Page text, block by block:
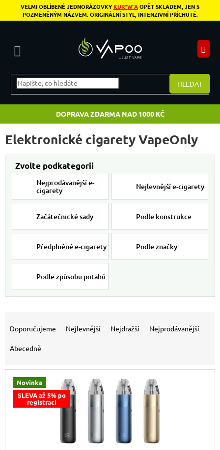
Přejít na obsah
VELMI OBLÍBENÉ JEDNORÁZOVKYKUR"W"AOPĚT SKLADEM, JEN S
POZMĚNĚNÝM NÁZVEM. ORIGINÁLNÍ STYL, INTENZIVNÍ PŘÍCHUTĚ.
HLEDAT
DOPRAVA ZDARMA NAD 1000 KČ
Elektronické cigarety VapeOnly
Nejprodávanější e-
cigarety
Nejlevnější e-cigarety
Začátečnické sady Podle konstrukce
Předplněné e-cigarety Podle značky
Podle způsobu potahů
Doporučujeme Nejlevnější Nejdražší Nejprodávanější
Abecedně
Novinka
SLEVA až 5% po
registraci